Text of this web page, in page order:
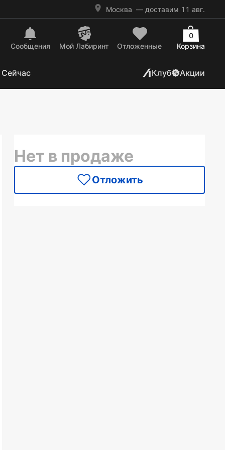
Москва — доставим 11 авг.
Сообщения Mой Лабиринт Отложенные Корзина
0
Клуб Акции
Нет в продаже
Отложить